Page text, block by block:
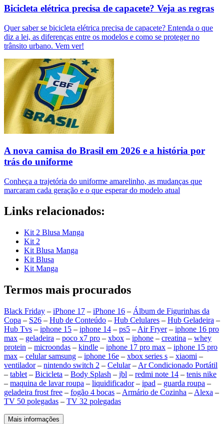
Bicicleta elétrica precisa de capacete? Veja as regras
Quer saber se bicicleta elétrica precisa de capacete? Entenda o que
diz a lei, as diferenças entre os modelos e como se proteger no
trânsito urbano. Vem ver!
A nova camisa do Brasil em 2026 e a história por
trás do uniforme
Conheça a trajetória do uniforme amarelinho, as mudanças que
marcaram cada geração e o que esperar do modelo atual
Links relacionados:
Kit 2 Blusa Manga
Kit 2
Kit Blusa Manga
Kit Blusa
Kit Manga
Termos mais procurados
Black Friday – iPhone 17 – iPhone 16 – Álbum de Figurinhas da
Copa – S26 – Hub de Conteúdo – Hub Celulares – Hub Geladeira –
Hub Tvs – iphone 15 – iphone 14 – ps5 – Air Fryer– iphone 16 pro
max – geladeira – poco x7 pro – xbox – iphone – creatina – whey
protein – microondas – kindle – iphone 17 pro max – iphone 15 pro
max – celular samsung – iphone 16e – xbox series s – xiaomi –
ventilador– nintendo switch 2 – Celular– Ar Condicionado Portátil
– tablet – Bicicleta – Body Splash – jbl – redmi note 14 – tenis nike
– maquina de lavar roupa – liquidificador– ipad – guarda roupa –
geladeira frost free – fogão 4 bocas – Armário de Cozinha – Alexa –
TV 50 polegadas – TV 32 polegadas
Mais informações